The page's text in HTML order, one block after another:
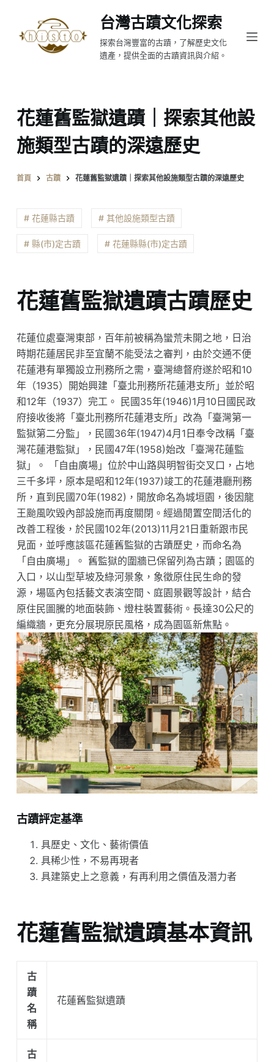
至
台灣古蹟文化探索
探索台灣豐富的古蹟，了解歷史文化
遺產，提供全面的古蹟資訊與介紹。
花蓮舊監獄遺蹟｜探索其他設
施類型古蹟的深遠歷史
首頁 古蹟 花蓮舊監獄遺蹟｜探索其他設施類型古蹟的深遠歷史
# 花蓮縣古蹟 # 其他設施類型古蹟
# 縣(市)定古蹟 # 花蓮縣縣(市)定古蹟
花蓮舊監獄遺蹟古蹟歷史
花蓮位處臺灣東部，百年前被稱為蠻荒未開之地，日治
時期花蓮居民非至宜蘭不能受法之審判，由於交通不便
花蓮港有單獨設立刑務所之需，臺灣總督府遂於昭和10
年（1935）開始興建「臺北刑務所花蓮港支所」並於昭
和12年（1937）完工。 民國35年(1946)1月10日國民政
府接收後將「臺北刑務所花蓮港支所」改為「臺灣第一
監獄第二分監」，民國36年(1947)4月1日奉令改稱「臺
灣花蓮港監獄」，民國47年(1958)始改「臺灣花蓮監
獄」。 「自由廣場」位於中山路與明智街交叉口，占地
三千多坪，原本是昭和12年(1937)竣工的花蓮港廳刑務
所，直到民國70年(1982)，開放命名為城垣園，後因龍
王颱風吹毀內部設施而再度關閉。經過閒置空間活化的
改善工程後，於民國102年(2013)11月21日重新跟市民
見面，並呼應該區花蓮舊監獄的古蹟歷史，而命名為
「自由廣場」。 舊監獄的圍牆已保留列為古蹟；園區的
入口，以山型草坡及綠河景象，象徵原住民生命的發
源，場區內包括藝文表演空間、庭園景觀等設計，結合
原住民圖騰的地面裝飾、燈柱裝置藝術。長達30公尺的
編織牆，更充分展現原民風格，成為園區新焦點。
古蹟評定基準
具歷史、文化、藝術價值
具稀少性，不易再現者
具建築史上之意義，有再利用之價值及潛力者
花蓮舊監獄遺蹟基本資訊
古
蹟
名
稱
花蓮舊監獄遺蹟
古